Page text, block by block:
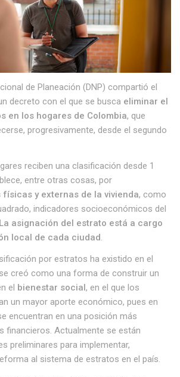
de Planeación (DNP) compartió el
decreto con el que se busca eliminar el
en los hogares de Colombia, que
progresivamente, desde el segundo
reciben una clasificación desde 1
entre otras cosas, por
y externas de la vivienda, como
indicadores socioeconómicos del
La asignación del estrato está a cargo
local de cada ciudad.
por estratos ha existido en el
creó como una forma de construir un
el bienestar social, en el que los
un mayor aporte económico, pues en
encuentran en una posición más
financieros. Actualmente se están
preliminares para implementar,
al sistema de estratos en el país.